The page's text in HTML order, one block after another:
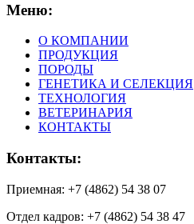
Меню:
О КОМПАНИИ
ПРОДУКЦИЯ
ПОРОДЫ
ГЕНЕТИКА И СЕЛЕКЦИЯ
ТЕХНОЛОГИЯ
ВЕТЕРИНАРИЯ
КОНТАКТЫ
Контакты:
Приемная: +7 (4862) 54 38 07
Отдел кадров: +7 (4862) 54 38 47